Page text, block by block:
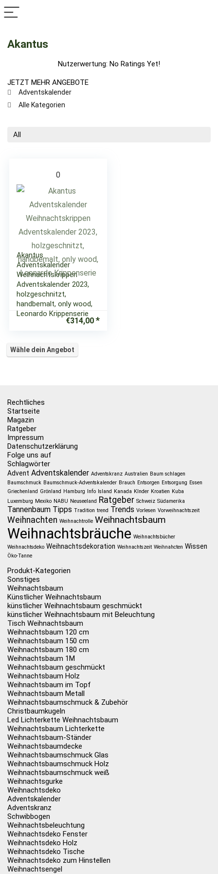
Akantus
Nutzerwertung: No Ratings Yet!
JETZT MEHR ANGEBOTE
Adventskalender
Alle Kategorien
All
0
Akantus
Adventskalender
Weihnachtskrippen
Adventskalender 2023,
holzgeschnitzt,
handbemalt, only wood,
Leonardo Krippenserie
€314,00
Wähle dein Angebot
Rechtliches
Startseite
Magazin
Ratgeber
Impressum
Datenschutzerklärung
Folge uns auf
Schlagwörter
Advent Adventskalender Adventskranz Australien Baum schlagen
Baumschmuck Baumschmuck-Adventskalender Brauch Entsorgen Entsorgung Essen
Griechenland Grönland Hamburg Info Island Kanada KInder Kroatien Kuba
Luxemburg Mexiko NABU Neuseeland Ratgeber Schweiz Südamerika
Tannenbaum Tipps Tradition trend Trends Vorlesen Vorweihnachtszeit
Weihnachten Weihnachtrolle Weihnachtsbaum
Weihnachtsbräuche Weihnachtsbücher
Weihnachtsdeko Weihnachtsdekoration Weihnachtszeit Weihnahcten Wissen
Öko-Tanne
Produkt-Kategorien
Sonstiges
Weihnachtsbaum
Künstlicher Weihnachtsbaum
künstlicher Weihnachtsbaum geschmückt
künstlicher Weihnachtsbaum mit Beleuchtung
Tisch Weihnachtsbaum
Weihnachtsbaum 120 cm
Weihnachtsbaum 150 cm
Weihnachtsbaum 180 cm
Weihnachtsbaum 1M
Weihnachtsbaum geschmückt
Weihnachtsbaum Holz
Weihnachtsbaum im Topf
Weihnachtsbaum Metall
Weihnachtsbaumschmuck & Zubehör
Christbaumkugeln
Led Lichterkette Weihnachtsbaum
Weihnachtsbaum Lichterkette
Weihnachtsbaum-Ständer
Weihnachtsbaumdecke
Weihnachtsbaumschmuck Glas
Weihnachtsbaumschmuck Holz
Weihnachtsbaumschmuck weiß
Weihnachtsgurke
Weihnachtsdeko
Adventskalender
Adventskranz
Schwibbogen
Weihnachtsbeleuchtung
Weihnachtsdeko Fenster
Weihnachtsdeko Holz
Weihnachtsdeko Tische
Weihnachtsdeko zum Hinstellen
Weihnachtsengel